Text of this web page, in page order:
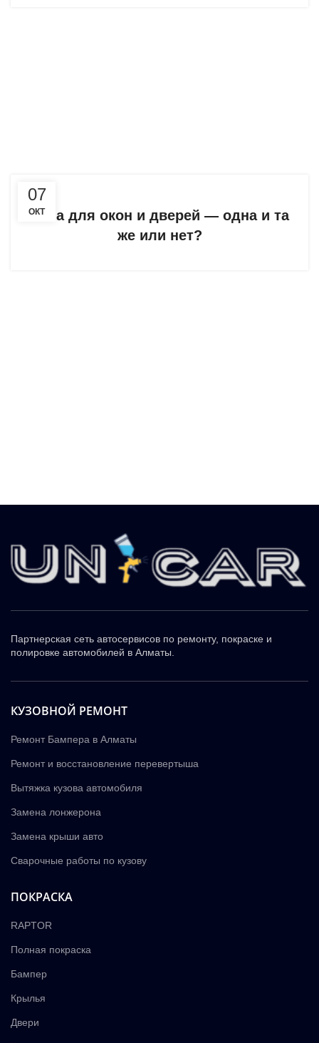
07
ОКТ
Пена для окон и дверей — одна и та
же или нет?
Партнерская сеть автосервисов по ремонту, покраске и
полировке автомобилей в Алматы.
КУЗОВНОЙ РЕМОНТ
Ремонт Бампера в Алматы
Ремонт и восстановление перевертыша
Вытяжка кузова автомобиля
Замена лонжерона
Замена крыши авто
Сварочные работы по кузову
ПОКРАСКА
RAPTOR
Полная покраска
Бампер
Крылья
Двери